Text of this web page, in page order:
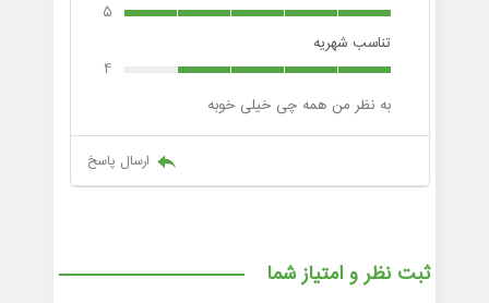
5
تناسب شهریه
4
به نظر من همه چی خیلی خوبه
ارسال پاسخ
ثبت نظر و امتیاز شما